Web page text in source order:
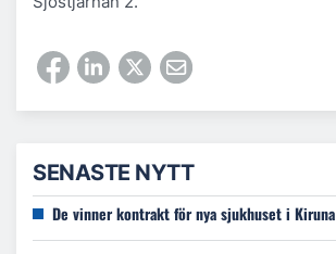
SENASTE NYTT
De vinner kontrakt för nya sjukhuset i Kiruna